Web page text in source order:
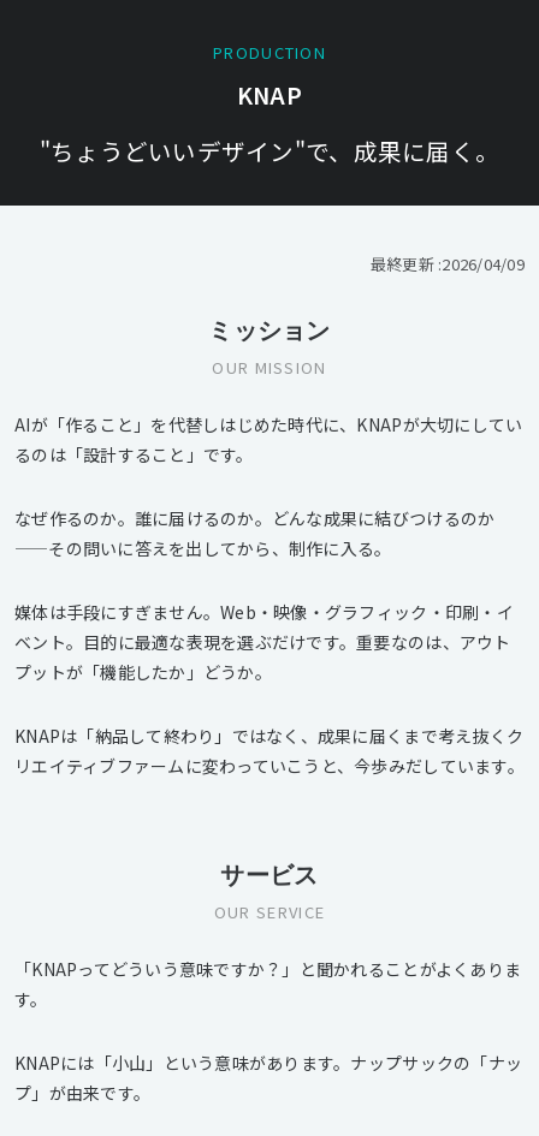
PRODUCTION
KNAP
"ちょうどいいデザイン"で、成果に届く。
最終更新 :2026/04/09
ミッション
OUR MISSION
AIが「作ること」を代替しはじめた時代に、KNAPが大切にしてい
るのは「設計すること」です。
なぜ作るのか。誰に届けるのか。どんな成果に結びつけるのか
——その問いに答えを出してから、制作に入る。
媒体は手段にすぎません。Web・映像・グラフィック・印刷・イ
ベント。目的に最適な表現を選ぶだけです。重要なのは、アウト
プットが「機能したか」どうか。
KNAPは「納品して終わり」ではなく、成果に届くまで考え抜くク
リエイティブファームに変わっていこうと、今歩みだしています。
サービス
OUR SERVICE
「KNAPってどういう意味ですか？」と聞かれることがよくありま
す。
KNAPには「小山」という意味があります。ナップサックの「ナッ
プ」が由来です。